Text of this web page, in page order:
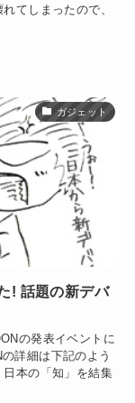
てしまったので、
ガジェット
! 話題の新デバ
の発表イベントに
詳細は下記のよう
本の「知」を結集